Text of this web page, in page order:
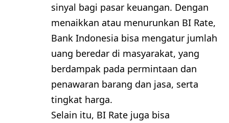
sinyal bagi pasar keuangan. Dengan
menaikkan atau menurunkan BI Rate,
Bank Indonesia bisa mengatur jumlah
uang beredar di masyarakat, yang
berdampak pada permintaan dan
penawaran barang dan jasa, serta
tingkat harga.
Selain itu, BI Rate juga bisa